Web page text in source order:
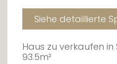
Siehe detaillierte
Haus zu verkaufen
93.5m²